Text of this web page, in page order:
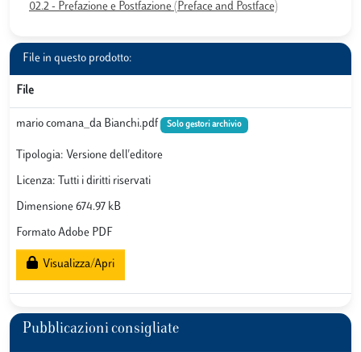
02.2 - Prefazione e Postfazione (Preface and Postface)
File in questo prodotto:
File
mario comana_da Bianchi.pdf Solo gestori archivio
Tipologia: Versione dell'editore
Licenza: Tutti i diritti riservati
Dimensione 674.97 kB
Formato Adobe PDF
Visualizza/Apri
Pubblicazioni consigliate